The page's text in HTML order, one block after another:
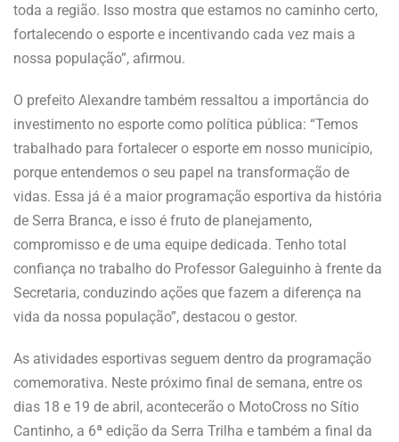
toda a região. Isso mostra que estamos no caminho certo,
fortalecendo o esporte e incentivando cada vez mais a
nossa população”, afirmou.
O prefeito Alexandre também ressaltou a importância do
investimento no esporte como política pública: “Temos
trabalhado para fortalecer o esporte em nosso município,
porque entendemos o seu papel na transformação de
vidas. Essa já é a maior programação esportiva da história
de Serra Branca, e isso é fruto de planejamento,
compromisso e de uma equipe dedicada. Tenho total
confiança no trabalho do Professor Galeguinho à frente da
Secretaria, conduzindo ações que fazem a diferença na
vida da nossa população”, destacou o gestor.
As atividades esportivas seguem dentro da programação
comemorativa. Neste próximo final de semana, entre os
dias 18 e 19 de abril, acontecerão o MotoCross no Sítio
Cantinho, a 6ª edição da Serra Trilha e também a final da